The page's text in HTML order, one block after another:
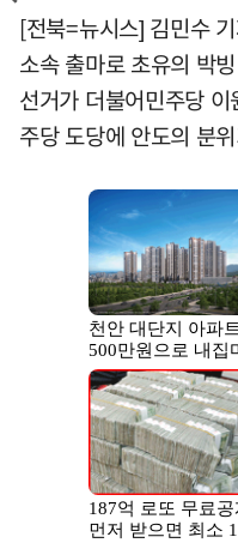
[전북=뉴시스] 김민수
소속 출마로 초유의 박
선거가 더불어민주당
주당 도당에 안도의 분